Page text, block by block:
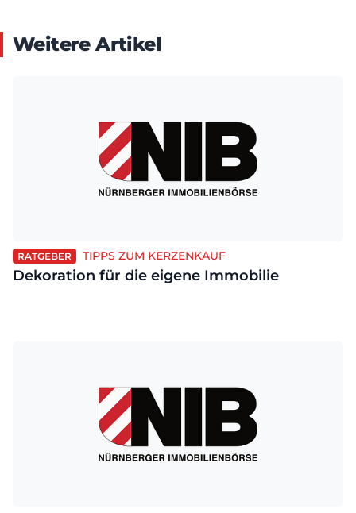
Weitere Artikel
RATGEBER TIPPS ZUM KERZENKAUF
Dekoration für die eigene Immobilie